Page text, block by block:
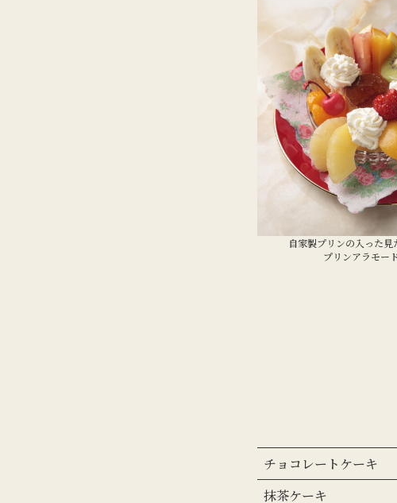
自家製プリンの入った
プリンアラモー
チョコレートケーキ
抹茶ケーキ